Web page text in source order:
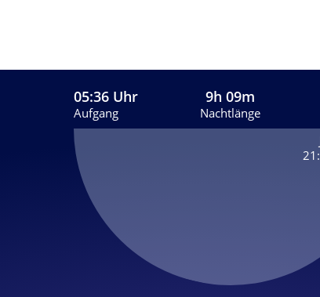
05:36 Uhr
Aufgang
9h 09m
Nachtlänge